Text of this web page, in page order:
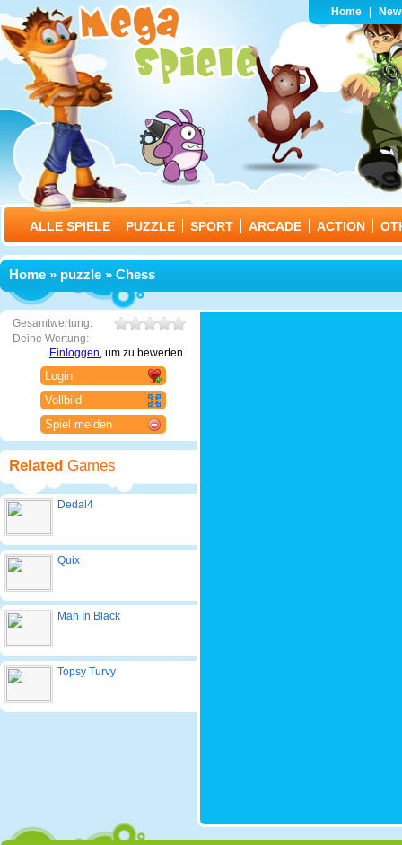
Home
ALLE SPIELE PUZZLE SPORT ARCADE ACTION
Home » puzzle » Chess
Gesamtwertung:
Deine Wertung:
Einloggen, um zu bewerten.
Login
Vollbild
Spiel melden
Related Games
Dedal4
Quix
Man In Black
Topsy Turvy